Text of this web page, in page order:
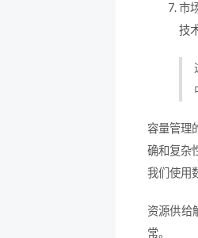
市
技
容量管理
确和复杂
我们使用
资源供给
常。